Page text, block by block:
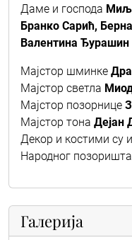
Даме и господа
Бранко Сарић,
Валентина Ђурашин
Мајстор шминке
Мајстор светла
Мајстор позорнице
Мајстор тона Дејан
Декор и костими су
Народног
Галерија